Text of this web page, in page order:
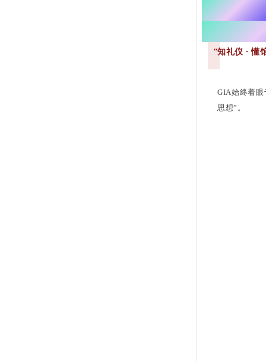
【五月
“知礼仪 · 懂
GIA始终着
思想”。